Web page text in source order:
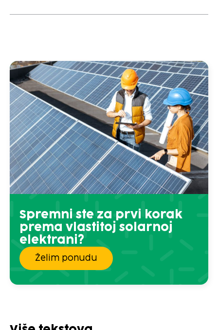
Spremni ste za prvi korak
prema vlastitoj solarnoj
elektrani?
Želim ponudu